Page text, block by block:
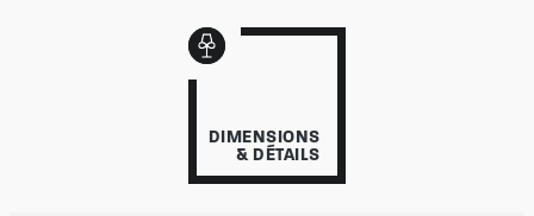
DIMENSIONS
& DÉTAILS